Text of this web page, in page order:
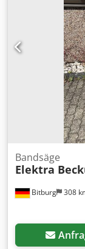
Bitburg 308
Bandsäge
Elektra